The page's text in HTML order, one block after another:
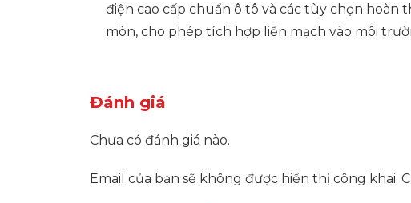
điện cao cấp chuẩn ô tô và các tùy chọn hoàn
mòn, cho phép tích hợp liền mạch vào môi
Đánh giá
Chưa có đánh giá nào.
Email của bạn sẽ không được hiển thị công khai.